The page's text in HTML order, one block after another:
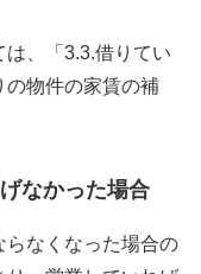
、「3.3.借りてい
の物件の家賃の補
なかった場合
らなくなった場合の